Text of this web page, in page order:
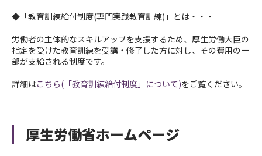
◆ 「教育訓練給付制度(専門実践教育訓練)」とは・・・
労働者の主体的なスキルアップを支援するため、厚生労働大臣の
指定を受けた教育訓練を受講・修了した方に対し、その費用の一
部が支給される制度です。
詳細はこちら(「教育訓練給付制度」について)をご覧ください。
厚生労働省ホームページ